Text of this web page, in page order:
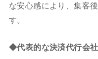
な安心感により、集客
す。
◆代表的な決済代行会社